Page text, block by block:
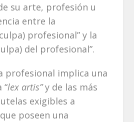
su arte, profesión u
entre la
profesional” y la
del profesional”.
profesional implica una
“lex artis”y de las más
exigibles a
poseen una